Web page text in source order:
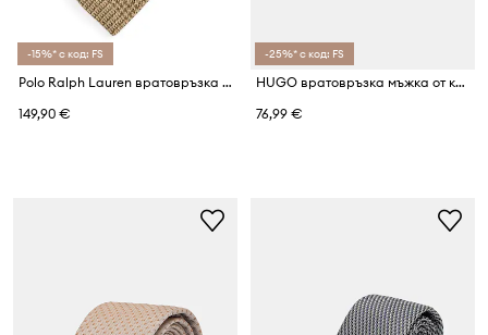
-15%* с код: FS
Polo Ralph Lauren вратовръзка мъжка с добавена коприна
149,90 €
-25%* с код: FS
HUGO вратовръзка мъжка от коприна Tie cm 6
76,99 €